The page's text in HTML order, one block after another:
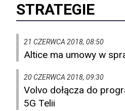
STRATEGIE
21 CZERWCA 2018, 08:50
Altice ma umowy w
20 CZERWCA 2018, 09:30
Volvo dołącza do
5G Telii